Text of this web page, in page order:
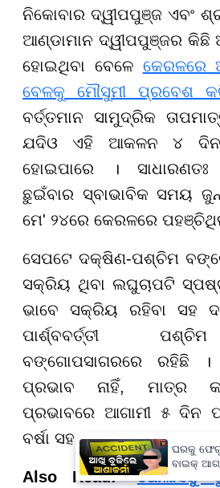
ନିକୋବାର ଦ୍ୱୀପପୁଞ୍ଜ ଏବଂ
ଆଣ୍ଡାମାନ ଦ୍ୱୀପପୁଞ୍ଜର
ହୋଇଥିବା ବେଳେ କେରଳରେ
ବେଳକୁ ମୌସୁମୀ ପ୍ରବେଶ
ବର୍ତ୍ତମାନ ସାମୁଦ୍ରିକ
ଯଦିଓ ଏହି ଆକଳନ ୪
ହୋଇପାରେ ।
ଛୁଇଁବାର ସ୍ବାଭାବିକ ସମୟ
ମେ' ୨୪ରେ କେରଳରେ
ସେପଟେ ଦକ୍ଷିଣ-ପଶ୍ଚିମ
ସକ୍ରିୟ ଥିବା ଲଘୁଚାପଟି
ଭାବେ ସକ୍ରିୟ ରହିବା ସହ
ପାର୍ଶ୍ବବର୍ତ୍ତୀ
ବଙ୍ଗୋପସାଗରରେ ରହିଛି ।
ପ୍ରଭାବ ନାହିଁ, ମାତ୍ର
ପ୍ରଭାବରେ ଆଗାମୀ ୫ ଦିନ
ବର୍ଷା ସହ ଝଡ଼ ପବନ ଓ
Also Read:-ପୋଲିସକୁ
ଘରକୁ
ବାଇକ୍
ତା'ପରେ...